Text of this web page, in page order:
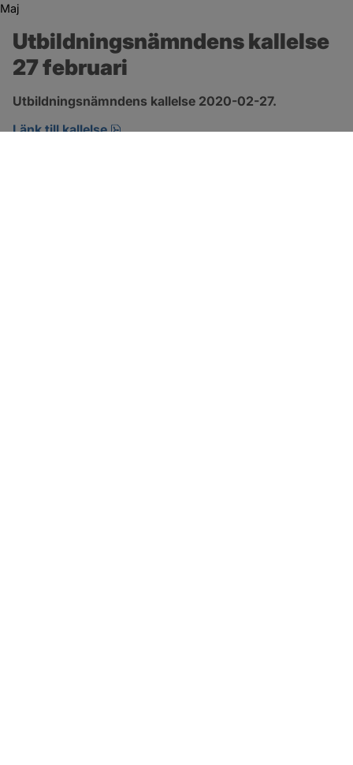
Maj
Utbildningsnämndens kallelse
27 februari
Utbildningsnämndens kallelse 2020-02-27.
Länk till kallelse
pdf, öppnas i nytt fönster.